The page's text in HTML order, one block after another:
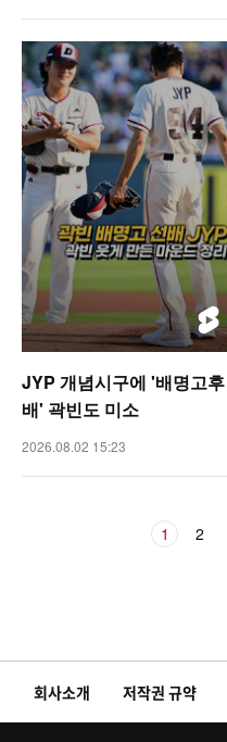
JYP 개념시구에 '배명고후
배' 곽빈도 미소
2026.08.02 15:23
1 2
회사소개 저작권 규약